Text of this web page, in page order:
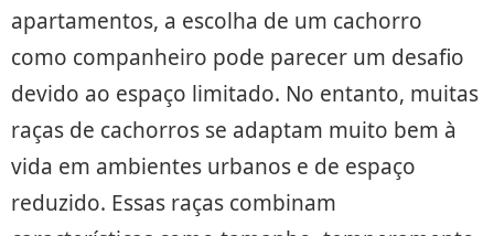
apartamentos, a escolha de um cachorro
como companheiro pode parecer um desafio
devido ao espaço limitado. No entanto, muitas
raças de cachorros se adaptam muito bem à
vida em ambientes urbanos e de espaço
reduzido. Essas raças combinam